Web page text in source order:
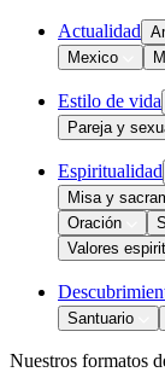
Actualidad
Mexico
Estilo de vida
Pareja y
Espiritualidad
Misa y
Oración
Valores
Santuario
Nuestros formatos